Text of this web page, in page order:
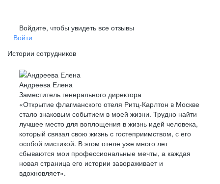
Войдите, чтобы увидеть все отзывы
Войти
Истории сотрудников
Андреева Елена
Заместитель генерального директора
«Открытие флагманского отеля Ритц-Карлтон в Москве
стало знаковым событием в моей жизни. Трудно найти
лучшее место для воплощения в жизнь идей человека,
который связал свою жизнь с гостеприимством, с его
особой мистикой. В этом отеле уже много лет
сбываются мои профессиональные мечты, а каждая
новая страница его истории завораживает и
вдохновляет».